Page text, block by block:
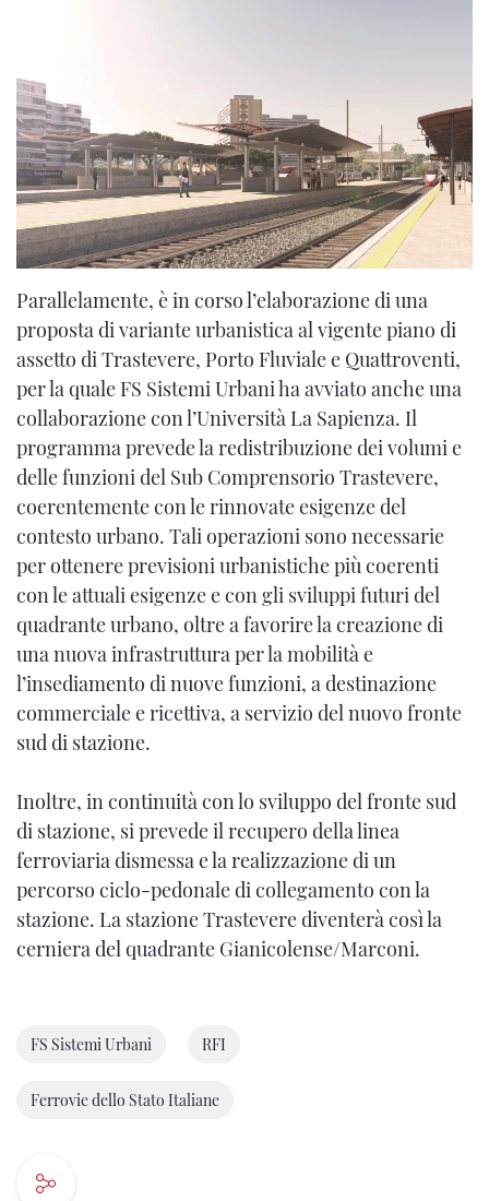
Parallelamente, è in corso l’elaborazione di una
proposta di variante urbanistica al vigente piano di
assetto di Trastevere, Porto Fluviale e Quattroventi,
per la quale FS Sistemi Urbani ha avviato anche una
collaborazione con l’Università La Sapienza. Il
programma prevede la redistribuzione dei volumi e
delle funzioni del Sub Comprensorio Trastevere,
coerentemente con le rinnovate esigenze del
contesto urbano. Tali operazioni sono necessarie
per ottenere previsioni urbanistiche più coerenti
con le attuali esigenze e con gli sviluppi futuri del
quadrante urbano, oltre a favorire la creazione di
una nuova infrastruttura per la mobilità e
l’insediamento di nuove funzioni, a destinazione
commerciale e ricettiva, a servizio del nuovo fronte
sud di stazione.
Inoltre, in continuità con lo sviluppo del fronte sud
di stazione, si prevede il recupero della linea
ferroviaria dismessa e la realizzazione di un
percorso ciclo-pedonale di collegamento con la
stazione. La stazione Trastevere diventerà così la
cerniera del quadrante Gianicolense/Marconi.
FS Sistemi Urbani RFI
Ferrovie dello Stato Italiane